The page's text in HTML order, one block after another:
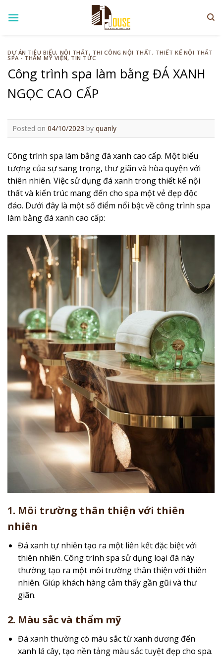
DỰ ÁN TIÊU BIỂU, NỘI THẤT, THI CÔNG NỘI THẤT, THIẾT KẾ NỘI THẤT
SPA - THẨM MỸ VIỆN, TIN TỨC
Công trình spa làm bằng ĐÁ XANH
NGỌC CAO CẤP
Posted on 04/10/2023 by quanly
Công trình spa làm bằng đá xanh cao cấp. Một biểu
tượng của sự sang trọng, thư giãn và hòa quyện với
thiên nhiên. Việc sử dụng đá xanh trong thiết kế nội
thất và kiến trúc mang đến cho spa một vẻ đẹp độc
đáo. Dưới đây là một số điểm nổi bật về công trình spa
làm bằng đá xanh cao cấp:
1. Môi trường thân thiện với thiên
nhiên
Đá xanh tự nhiên tạo ra một liên kết đặc biệt với
thiên nhiên. Công trình spa sử dụng loại đá này
thường tạo ra một môi trường thân thiện với thiên
nhiên. Giúp khách hàng cảm thấy gần gũi và thư
giãn.
2. Màu sắc và thẩm mỹ
Đá xanh thường có màu sắc từ xanh dương đến
xanh lá cây, tạo nền tảng màu sắc tuyệt đẹp cho spa.